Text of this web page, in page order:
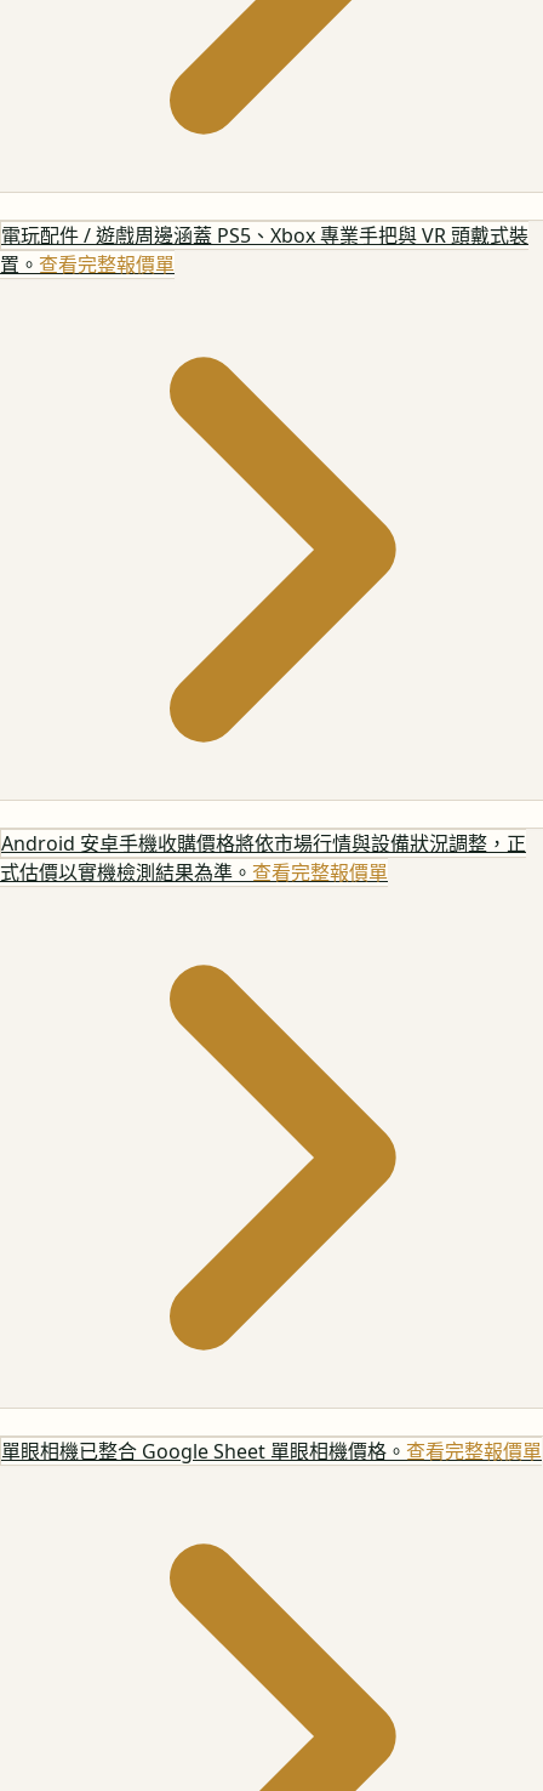
電玩配件 / 遊戲周邊涵蓋 PS5、Xbox 專業手把與 VR 頭戴式裝
置。 查看完整報價單
Android 安卓手機收購價格將依市場行情與設備狀況調整，正
式估價以實機檢測結果為準。 查看完整報價單
單眼相機已整合 Google Sheet 單眼相機價格。 查看完整報價單